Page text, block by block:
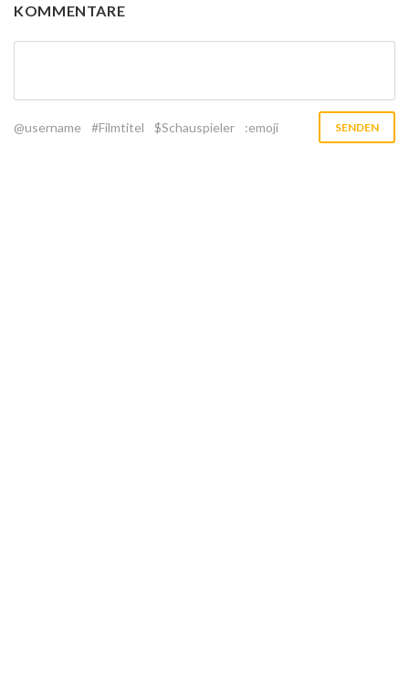
KOMMENTARE
@username #Filmtitel $Schauspieler :emoji